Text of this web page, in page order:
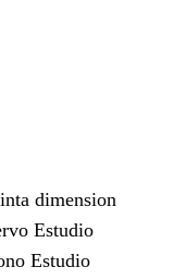
dimension
Estudio
Estudio